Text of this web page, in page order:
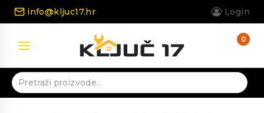
Skip
info@kljuc17.hr Login
0
Pretraži: